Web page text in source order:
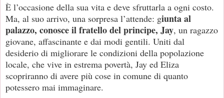
È l’occasione della sua vita e deve sfruttarla a ogni costo.
Ma, al suo arrivo, una sorpresa l’attende: giunta al
palazzo, conosce il fratello del principe, Jay, un ragazzo
giovane, affascinante e dai modi gentili. Uniti dal
desiderio di migliorare le condizioni della popolazione
locale, che vive in estrema povertà, Jay ed Eliza
scopriranno di avere più cose in comune di quanto
potessero mai immaginare.